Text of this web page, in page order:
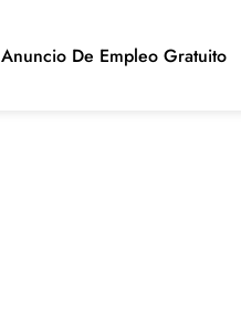
Anuncio De Empleo Gratuito